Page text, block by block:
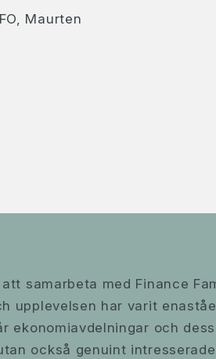
Maurten
samarbeta med Finance
upplevelsen har varit
ekonomiavdelningar och
också genuint